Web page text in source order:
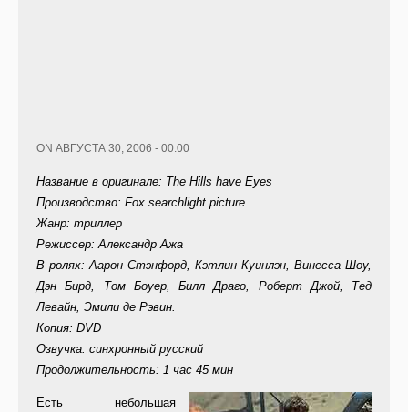
ON АВГУСТА 30, 2006 - 00:00
Название в оригинале: The Hills have Eyes
Производство: Fox searchlight picture
Жанр: триллер
Режиссер: Александр Ажа
В ролях: Аарон Стэнфорд, Кэтлин Куинлэн, Винесса Шоу,
Дэн Бирд, Том Боуер, Билл Драго, Роберт Джой, Тед
Левайн, Эмили де Рэвин.
Копия: DVD
Озвучка: синхронный русский
Продолжительность: 1 час 45 мин
Есть небольшая